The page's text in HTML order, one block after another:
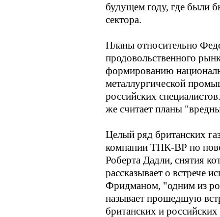
будущем году, где были
сектора.
Планы относительно
продовольственного
формированию
металлургической
российских
же считает планы
Целый ряд британских
компании ТНК-ВР по
Роберта Дадли, снятия
рассказывает о встрече
Фридманом, "одним из
называет прошедшую
британских и